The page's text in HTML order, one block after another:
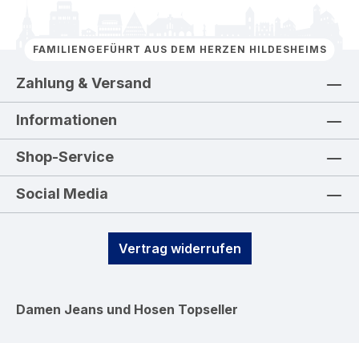
FAMILIENGEFÜHRT AUS DEM HERZEN HILDESHEIMS
Zahlung & Versand
Informationen
Shop-Service
Social Media
Vertrag widerrufen
Damen Jeans und Hosen Topseller